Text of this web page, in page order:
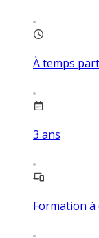
À temps
3 ans
Formation à